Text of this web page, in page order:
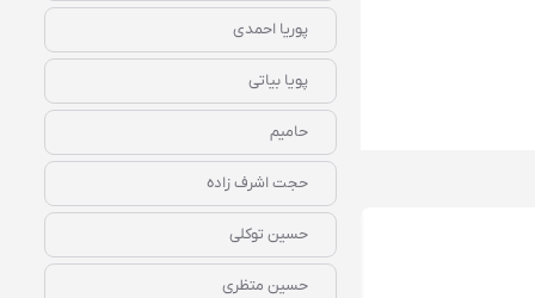
پوریا احمدی
پویا بیاتی
حامیم
حجت اشرف زاده
حسین توکلی
حسین متظری